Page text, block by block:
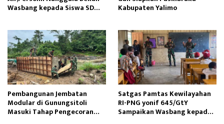
Wasbang kepada Siswa SD Kabupaten Yalimo
Pembangunan Jembatan
Modular di Gunungsitoli
Masuki Tahap Pengecoran
Satgas Pamtas Kewilayahan
RI-PNG yonif 645/GtY
Sampaikan Wasbang kepada